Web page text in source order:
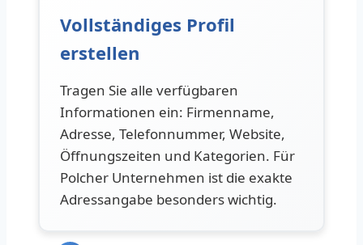
Vollständiges Profil
erstellen
Tragen Sie alle verfügbaren
Informationen ein: Firmenname,
Adresse, Telefonnummer, Website,
Öffnungszeiten und Kategorien. Für
Polcher Unternehmen ist die exakte
Adressangabe besonders wichtig.